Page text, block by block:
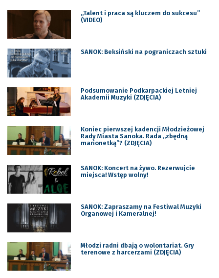
„Talent i praca są kluczem do sukcesu”
(VIDEO)
SANOK: Beksiński na pograniczach sztuki
Podsumowanie Podkarpackiej Letniej
Akademii Muzyki (ZDJĘCIA)
Koniec pierwszej kadencji Młodzieżowej
Rady Miasta Sanoka. Rada „zbędną
marionetką”? (ZDJĘCIA)
SANOK: Koncert na żywo. Rezerwujcie
miejsca! Wstęp wolny!
SANOK: Zapraszamy na Festiwal Muzyki
Organowej i Kameralnej!
Młodzi radni dbają o wolontariat. Gry
terenowe z harcerzami (ZDJĘCIA)